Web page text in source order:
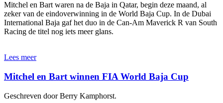
Mitchel en Bart waren na de Baja in Qatar, begin deze maand, al
zeker van de eindoverwinning in de World Baja Cup. In de Dubai
International Baja gaf het duo in de Can-Am Maverick R van South
Racing de titel nog iets meer glans.
Lees meer
Mitchel en Bart winnen FIA World Baja Cup
Geschreven door Berry Kamphorst.